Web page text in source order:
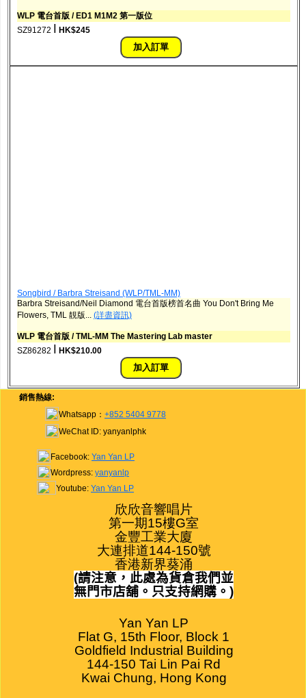
WLP 電台首版 / ED1 M1M2 第一版位
SZ91272
HK$245
Songbird / Barbra Streisand (WLP/TML-MM)
Barbra Streisand/Neil Diamond 電台首版榜首名曲 You Don't Bring Me
Flowers, TML 靚版... (詳盡資訊)
WLP 電台首版 / TML-MM The Mastering Lab master
SZ86282
HK$210.00
銷售熱線:
Whatsapp： +852 5404 9778
WeChat ID: yanyanlphk
Facebook: Yan Yan LP
Wordpress: yanyanlp
Youtube: Yan Yan LP
欣欣音響唱片
第一期15樓G室
金豐工業大廈
大連排道144-150號
香港新界葵涌
(請注意，此處為貨倉我們並
無門市店舖。只支持網購。 )
Yan Yan LP
Flat G, 15th Floor, Block 1
Goldfield Industrial Building
144-150 Tai Lin Pai Rd
Kwai Chung, Hong Kong